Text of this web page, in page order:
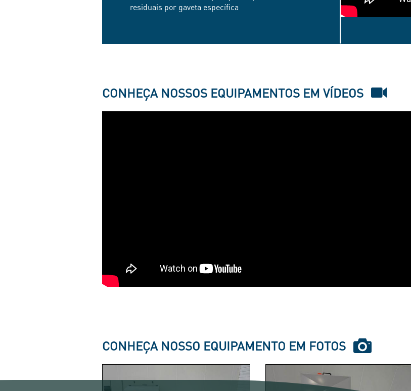
residuais por gaveta específica
DE
CONHEÇA NOSSOS EQUIPAMENTOS EM VÍDEOS
CONHEÇA NOSSO EQUIPAMENTO EM FOTOS